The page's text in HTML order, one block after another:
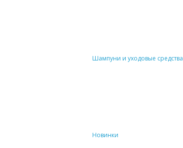
Шампуни и уходовые средства
Новинки